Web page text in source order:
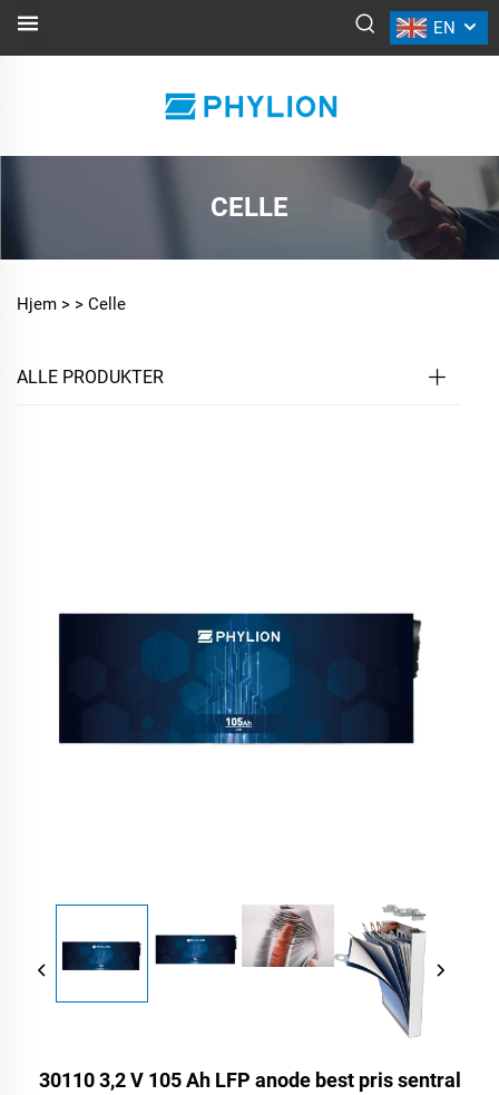
EN
CELLE
Hjem > > Celle
ALLE PRODUKTER
30110 3,2 V 105 Ah LFP anode best pris sentral